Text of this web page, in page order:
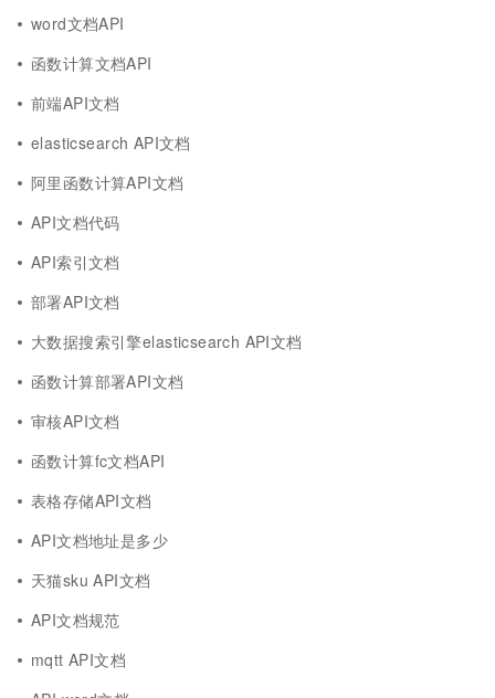
word文档API
函数计算文档API
前端API文档
elasticsearch API文档
阿里函数计算API文档
API文档代码
API索引文档
部署API文档
大数据搜索引擎elasticsearch API文档
函数计算部署API文档
审核API文档
函数计算fc文档API
表格存储API文档
API文档地址是多少
天猫sku API文档
API文档规范
mqtt API文档